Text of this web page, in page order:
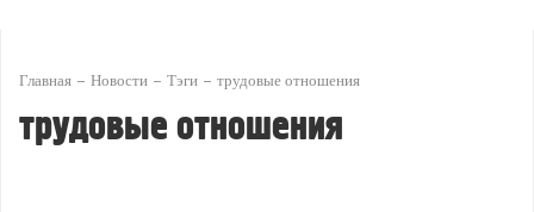
Главная Новости Тэги трудовые отношения
трудовые отношения